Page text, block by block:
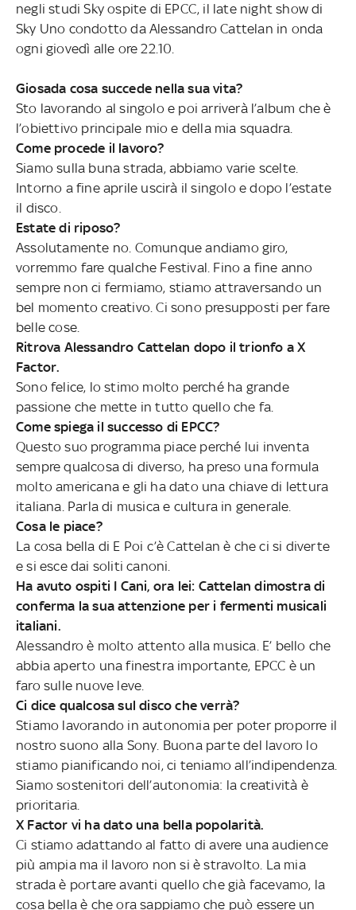
negli studi Sky ospite di EPCC, il late night show di
Sky Uno condotto da Alessandro Cattelan in onda
ogni giovedì alle ore 22.10.
Giosada cosa succede nella sua vita?
Sto lavorando al singolo e poi arriverà l’album che è
l’obiettivo principale mio e della mia squadra.
Come procede il lavoro?
Siamo sulla buna strada, abbiamo varie scelte.
Intorno a fine aprile uscirà il singolo e dopo l’estate
il disco.
Estate di riposo?
Assolutamente no. Comunque andiamo giro,
vorremmo fare qualche Festival. Fino a fine anno
sempre non ci fermiamo, stiamo attraversando un
bel momento creativo. Ci sono presupposti per fare
belle cose.
Ritrova Alessandro Cattelan dopo il trionfo a X
Factor.
Sono felice, lo stimo molto perché ha grande
passione che mette in tutto quello che fa.
Come spiega il successo di EPCC?
Questo suo programma piace perché lui inventa
sempre qualcosa di diverso, ha preso una formula
molto americana e gli ha dato una chiave di lettura
italiana. Parla di musica e cultura in generale.
Cosa le piace?
La cosa bella di E Poi c’è Cattelan è che ci si diverte
e si esce dai soliti canoni.
Ha avuto ospiti I Cani, ora lei: Cattelan dimostra di
conferma la sua attenzione per i fermenti musicali
italiani.
Alessandro è molto attento alla musica. E’ bello che
abbia aperto una finestra importante, EPCC è un
faro sulle nuove leve.
Ci dice qualcosa sul disco che verrà?
Stiamo lavorando in autonomia per poter proporre il
nostro suono alla Sony. Buona parte del lavoro lo
stiamo pianificando noi, ci teniamo all’indipendenza.
Siamo sostenitori dell’autonomia: la creatività è
prioritaria.
X Factor vi ha dato una bella popolarità.
Ci stiamo adattando al fatto di avere una audience
più ampia ma il lavoro non si è stravolto. La mia
strada è portare avanti quello che già facevamo, la
cosa bella è che ora sappiamo che può essere un